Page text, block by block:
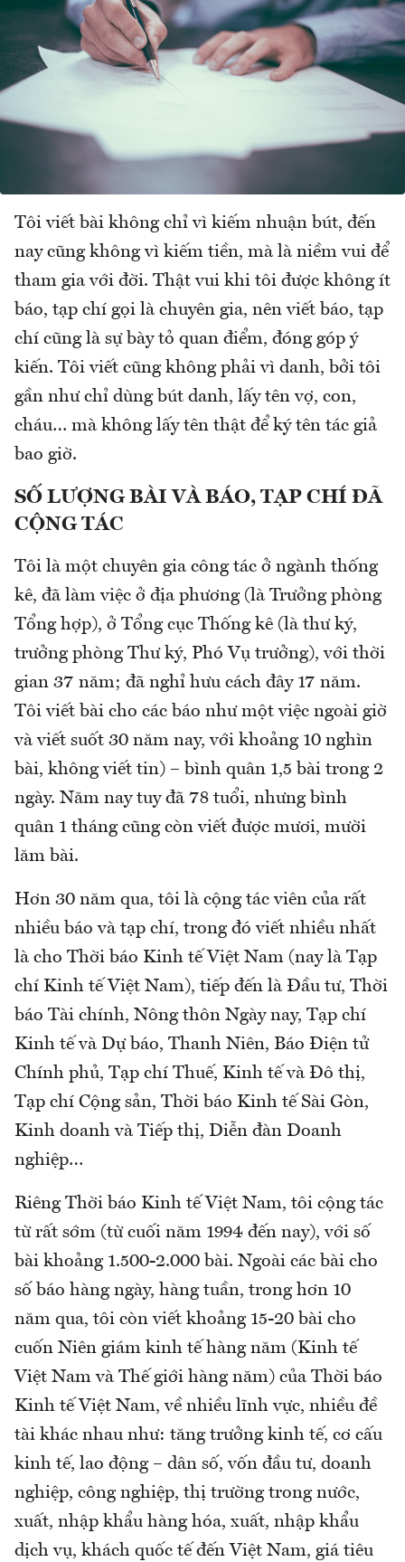
Tôi viết bài không chỉ vì kiếm nhuận bút, đến
nay cũng không vì kiếm tiền, mà là niềm vui để
tham gia với đời. Thật vui khi tôi được không ít
báo, tạp chí gọi là chuyên gia, nên viết báo, tạp
chí cũng là sự bày tỏ quan điểm, đóng góp ý
kiến. Tôi viết cũng không phải vì danh, bởi tôi
gần như chỉ dùng bút danh, lấy tên vợ, con,
cháu… mà không lấy tên thật để ký tên tác giả
bao giờ.
SỐ LƯỢNG BÀI VÀ BÁO, TẠP CHÍ ĐÃ
CỘNG TÁC
Tôi là một chuyên gia công tác ở ngành thống
kê, đã làm việc ở địa phương (là Trưởng phòng
Tổng hợp), ở Tổng cục Thống kê (là thư ký,
trưởng phòng Thư ký, Phó Vụ trưởng), với thời
gian 37 năm; đã nghỉ hưu cách đây 17 năm.
Tôi viết bài cho các báo như một việc ngoài giờ
và viết suốt 30 năm nay, với khoảng 10 nghìn
bài, không viết tin) – bình quân 1,5 bài trong 2
ngày. Năm nay tuy đã 78 tuổi, nhưng bình
quân 1 tháng cũng còn viết được mươi, mười
lăm bài.
Hơn 30 năm qua, tôi là cộng tác viên của rất
nhiều báo và tạp chí, trong đó viết nhiều nhất
là cho Thời báo Kinh tế Việt Nam (nay là Tạp
chí Kinh tế Việt Nam), tiếp đến là Đầu tư, Thời
báo Tài chính, Nông thôn Ngày nay, Tạp chí
Kinh tế và Dự báo, Thanh Niên, Báo Điện tử
Chính phủ, Tạp chí Thuế, Kinh tế và Đô thị,
Tạp chí Cộng sản, Thời báo Kinh tế Sài Gòn,
Kinh doanh và Tiếp thị, Diễn đàn Doanh
nghiệp…
Riêng Thời báo Kinh tế Việt Nam, tôi cộng tác
từ rất sớm (từ cuối năm 1994 đến nay), với số
bài khoảng 1.500-2.000 bài. Ngoài các bài cho
số báo hàng ngày, hàng tuần, trong hơn 10
năm qua, tôi còn viết khoảng 15-20 bài cho
cuốn Niên giám kinh tế hàng năm (Kinh tế
Việt Nam và Thế giới hàng năm) của Thời báo
Kinh tế Việt Nam, về nhiều lĩnh vực, nhiều đề
tài khác nhau như: tăng trưởng kinh tế, cơ cấu
kinh tế, lao động – dân số, vốn đầu tư, doanh
nghiệp, công nghiệp, thị trường trong nước,
xuất, nhập khẩu hàng hóa, xuất, nhập khẩu
dịch vụ, khách quốc tế đến Việt Nam, giá tiêu